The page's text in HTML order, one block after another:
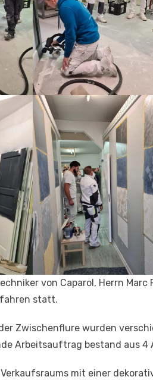
von Caparol, Herrn Marc
statt.
Zwischenflure wurden
Arbeitsauftrag bestand aus 4
mit einer